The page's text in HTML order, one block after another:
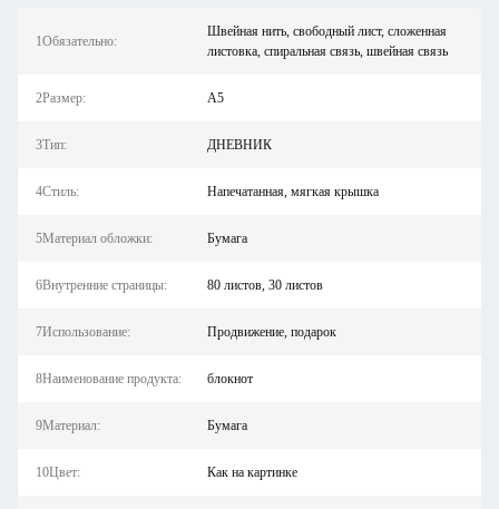
1Обязательно:
Швейная нить, свободный лист, сложенная
листовка, спиральная связь, швейная связь
2Размер: A5
3Тип: ДНЕВНИК
4Стиль: Напечатанная, мягкая крышка
5Материал обложки: Бумага
6Внутренние страницы: 80 листов, 30 листов
7Использование: Продвижение, подарок
8Наименование продукта: блокнот
9Материал: Бумага
10Цвет: Как на картинке